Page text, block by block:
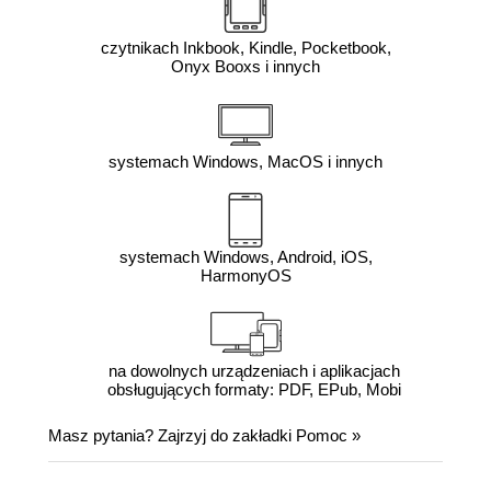
czytnikach Inkbook, Kindle, Pocketbook,
Onyx Booxs i innych
systemach Windows, MacOS i innych
systemach Windows, Android, iOS,
HarmonyOS
na dowolnych urządzeniach i aplikacjach
obsługujących formaty: PDF, EPub, Mobi
Masz pytania? Zajrzyj do zakładki Pomoc »